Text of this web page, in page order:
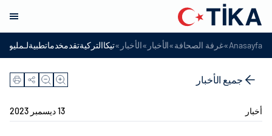
Anasayfa
»غرفة الصحافة»الأخبار »الأخبار »
جميع الأخبار
أخبار 13 ديسمبر 2023